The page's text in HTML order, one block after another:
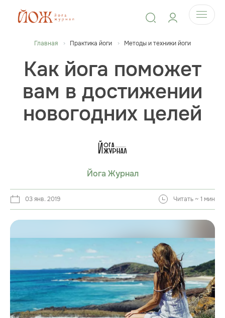
Главная Практика йоги Методы и техники йоги
Как йога поможет
вам в достижении
новогодних целей
Йога Журнал
03 янв. 2019 Читать ~ 1 мин